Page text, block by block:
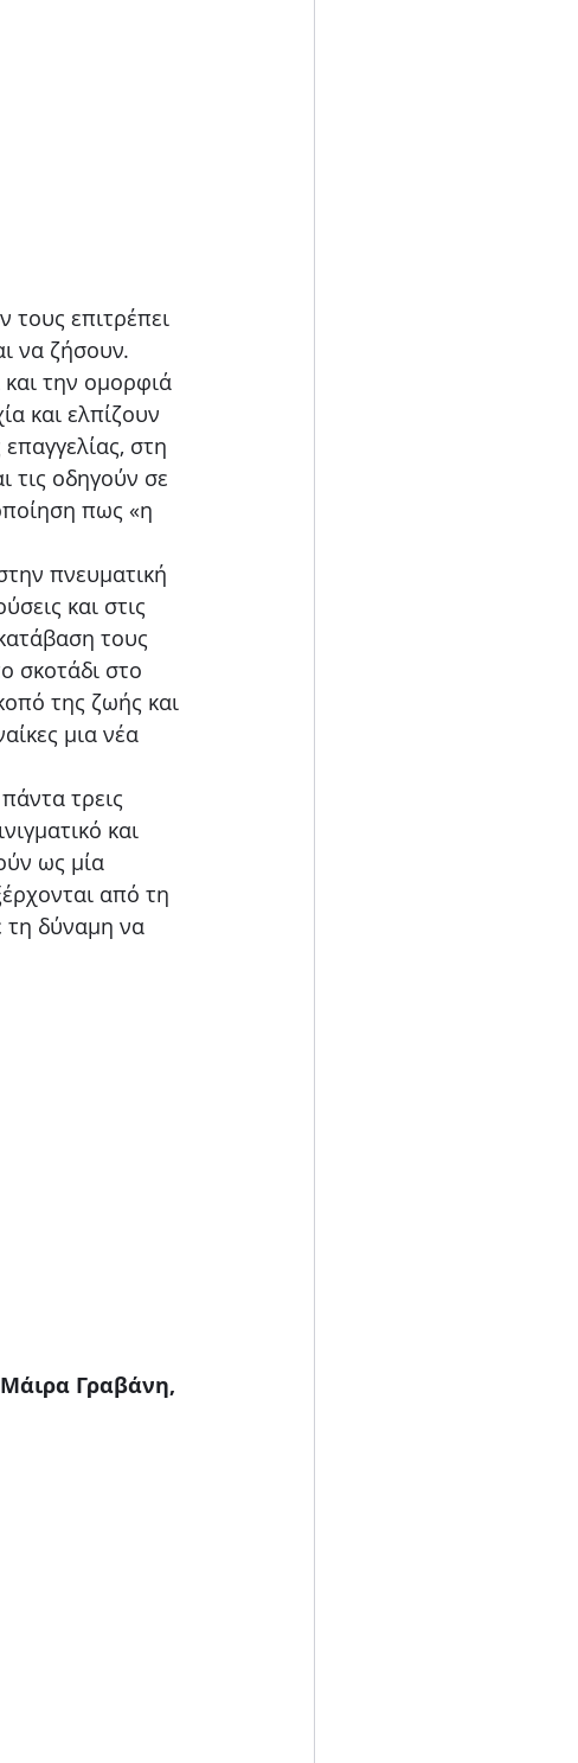
τους επιτρέπει
να ζήσουν.
την ομορφιά
και ελπίζουν
στη
τις οδηγούν σε
πως «η
πνευματική
και στις
τους
σκοτάδι στο
της ζωής και
μια νέα
τρεις
και
ως μία
από τη
τη δύναμη να
Γραβάνη,